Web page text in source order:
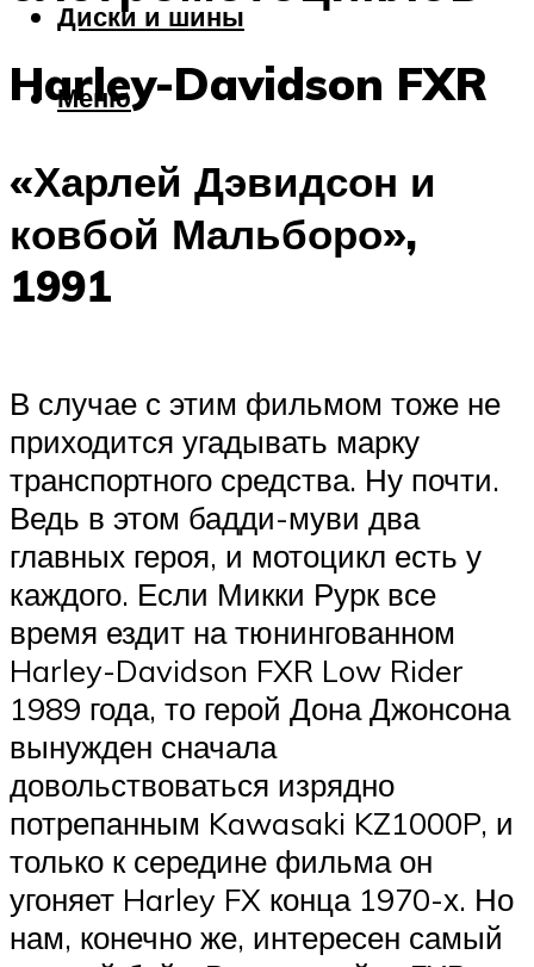
Диски и шины
Меню
Harley-Davidson FXR
«Харлей Дэвидсон и
ковбой Мальборо»,
1991
В случае с этим фильмом тоже не
приходится угадывать марку
транспортного средства. Ну почти.
Ведь в этом бадди-муви два
главных героя, и мотоцикл есть у
каждого. Если Микки Рурк все
время ездит на тюнингованном
Harley-Davidson FXR Low Rider
1989 года, то герой Дона Джонсона
вынужден сначала
довольствоваться изрядно
потрепанным Kawasaki KZ1000P, и
только к середине фильма он
угоняет Harley FX конца 1970-х. Но
нам, конечно же, интересен самый